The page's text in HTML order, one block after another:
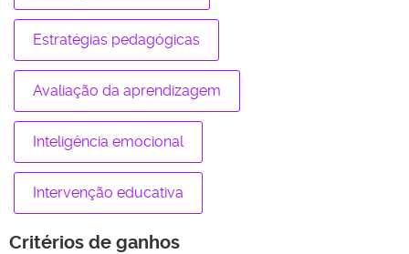
Estratégias pedagógicas
Avaliação da aprendizagem
Inteligência emocional
Intervenção educativa
Critérios de ganhos